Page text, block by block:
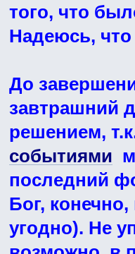
того, что
Надеюсь, что
До
завтрашний
решением,
событиями
последний
Бог,
угодно). Не